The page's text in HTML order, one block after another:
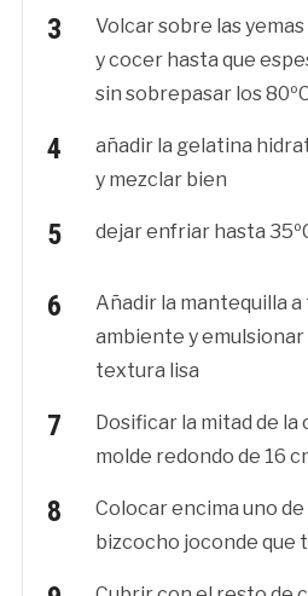
Volcar sobre las
y cocer hasta que
sin sobrepasar los
añadir la gelatina
y mezclar bien
dejar enfriar hasta
Añadir la mantequilla
ambiente y
textura lisa
Dosificar la mitad de la
molde redondo de 16
Colocar encima uno de
bizcocho joconde que